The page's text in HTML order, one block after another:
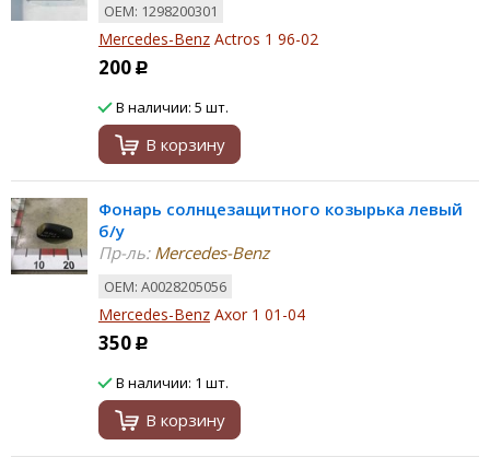
ОЕМ: 1298200301
Mercedes-Benz Actros 1 96-02
200 Р
В наличии: 5 шт.
В корзину
Фонарь солнцезащитного козырька левый
б/у
Пр-ль:Mercedes-Benz
ОЕМ: А0028205056
Mercedes-Benz Axor 1 01-04
350 Р
В наличии: 1 шт.
В корзину